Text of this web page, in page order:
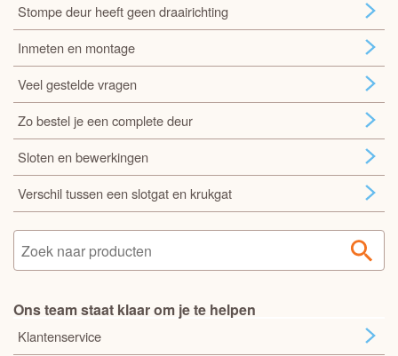
Stompe deur heeft geen draairichting
Inmeten en montage
Veel gestelde vragen
Zo bestel je een complete deur
Sloten en bewerkingen
Verschil tussen een slotgat en krukgat
Ons team staat klaar om je te helpen
Klantenservice